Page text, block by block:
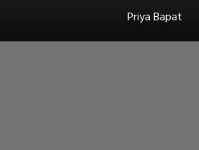
Priya Bapat